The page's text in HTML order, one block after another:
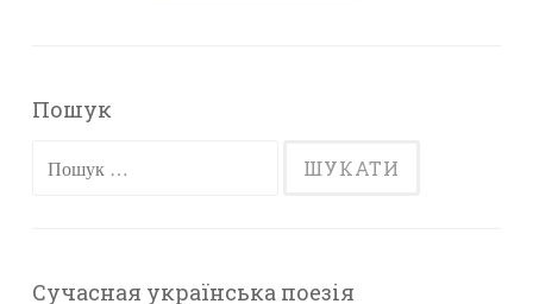
Пошук
Пошук:
Сучасная українська поезія